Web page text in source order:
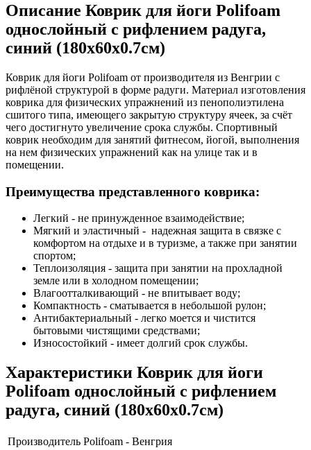
Описание Коврик для йоги Polifoam
однослойный c рифлением радуга,
синий (180х60х0.7см)
Коврик для йоги Polifoam от производителя из Венгрии с
рифлёной структурой в форме радуги. Материал изготовления
коврика для физических упражнений из пенополиэтилена
сшитого типа, имеющего закрытую структуру ячеек, за счёт
чего достигнуто увеличение срока службы. Спортивный
коврик необходим для занятий фитнесом, йогой, выполнения
на нем физических упражнений как на улице так и в
помещении.
Преимущества представленного коврика:
Легкий - не принужденное взаимодействие;
Мягкий и эластичный - надежная защита в связке с
комфортом на отдыхе и в туризме, а также при занятии
спортом;
Теплоизоляция - защита при занятии на прохладной
земле или в холодном помещении;
Влагоотталкивающий - не впитывает воду;
Компактность - сматывается в небольшой рулон;
Антибактериальный - легко моется и чистится
бытовыми чистящими средствами;
Износостойкий - имеет долгий срок службы.
Характеристики Коврик для йоги
Polifoam однослойный c рифлением
радуга, синий (180х60х0.7см)
Производитель Polifoam - Венгрия